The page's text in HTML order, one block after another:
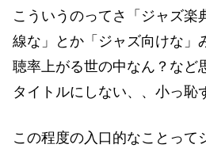
こういうのってさ「ジャズ楽
線な」とか「ジャズ向けな」
聴率上がる世の中なん？など
タイトルにしない、、小っ恥
この程度の入口的なことって